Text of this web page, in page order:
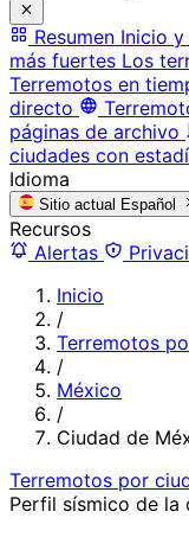
Resumen Inicio
más fuertes Los
Terremotos en
directo
páginas de archivo
ciudades con
Idioma
Sitio actual Español
Recursos
Alertas
Inicio
/
Terremotos
/
México
/
Ciudad de
Terremotos por
Perfil sísmico de la